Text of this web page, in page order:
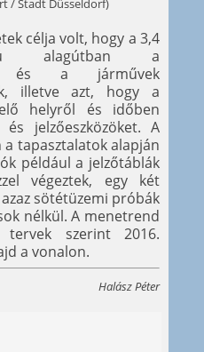
/ Stadt Düsseldorf)
célja volt, hogy a 3,4
alagútban a
és a járművek
illetve azt, hogy a
helyről és időben
jelzőeszközöket. A
tapasztalatok alapján
például a jelzőtáblák
végeztek, egy két
sötétüzemi próbák
nélkül. A menetrend
szerint 2016.
a vonalon.
Halász Péter